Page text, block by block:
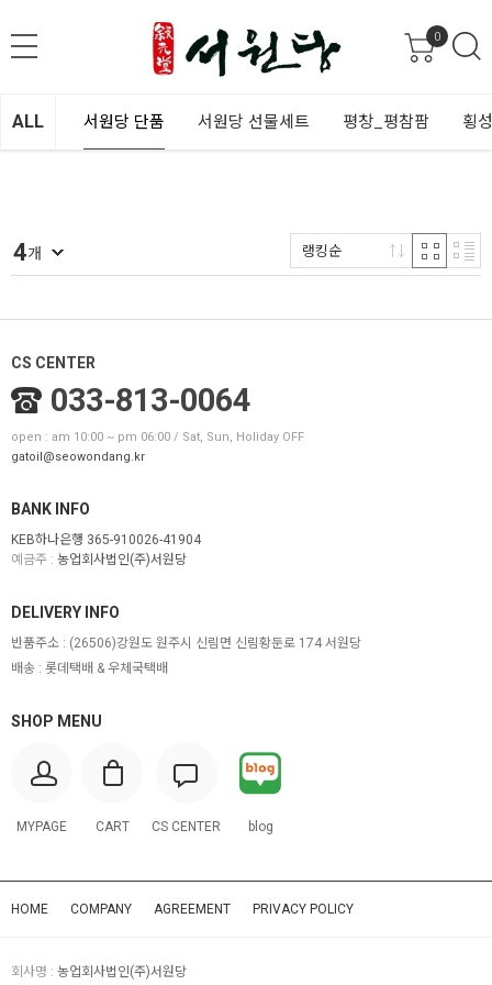
0
ALL 서원당 단품 서원당 선물세트 평창_평참팜 횡
4개 랭킹순
CS CENTER
033-813-0064
open : am 10:00 ~ pm 06:00 / Sat, Sun, Holiday OFF
gatoil@seowondang.kr
BANK INFO
KEB하나은행 365-910026-41904
예금주 : 농업회사법인(주)서원당
SHOP MENU
MYPAGE CART CS CENTER blog
DELIVERY INFO
반품주소 : (26506)강원도 원주시 신림면 신림황둔로 174 서원당
배송 : 롯데택배 & 우체국택배
HOME COMPANY AGREEMENT PRIVACY POLICY
회사명 : 농업회사법인(주)서원당